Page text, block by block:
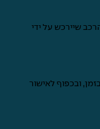
שיירכש על ידי
ובכפוף לאישור